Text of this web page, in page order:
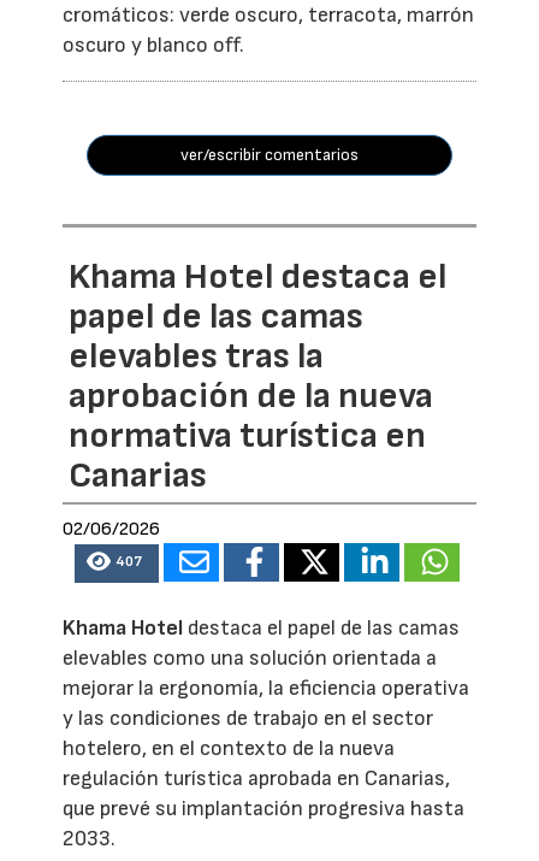
cromáticos: verde oscuro, terracota, marrón
oscuro y blanco off.
ver/escribir comentarios
Khama Hotel destaca el
papel de las camas
elevables tras la
aprobación de la nueva
normativa turística en
Canarias
02/06/2026
407
Khama Hotel destaca el papel de las camas
elevables como una solución orientada a
mejorar la ergonomía, la eficiencia operativa
y las condiciones de trabajo en el sector
hotelero, en el contexto de la nueva
regulación turística aprobada en Canarias,
que prevé su implantación progresiva hasta
2033.